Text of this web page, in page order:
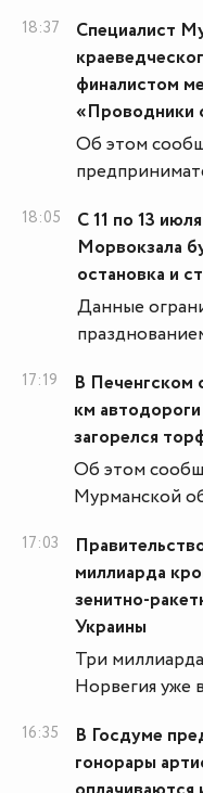
18:37
Специалист
финалистом
«Проводники
Об этом
18:05
С 11 по 13
Морвокзала
остановка и
Данные
17:19
В Печенгском
км
загорелся
Об этом
Мурманской
17:03
миллиарда
зенитно-
Украины
Три
Норвегия уже
16:35
В Госдуме
гонорары